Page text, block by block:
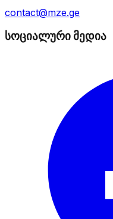
contact@mze.ge
სოციალური მედია